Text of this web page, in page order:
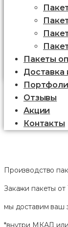
Пакеты
Доставка
Отзывы
Акции
Контакты
Производство
Закажи пакеты
мы доставим ваш
*внутри МКАД